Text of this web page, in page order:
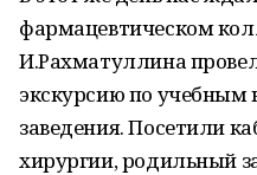
фармацевтическом
И.Рахматуллина
экскурсию по учебным
заведения. Посетили
хирургии, родильный